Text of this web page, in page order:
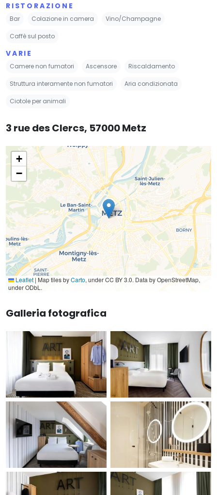
RISTORAZIONE
Bar Colazione in camera Vino/Champagne
Caffè sul posto
VARIE
Camere non fumatori Ascensore Riscaldamento
Struttura interamente non fumatori Aria condizionata
Ciotole per animali
3 rue des Clercs, 57000 Metz
+
−
Leaflet | Map tiles byCarto, under CC BY 3.0. Data by OpenStreetMap,
under ODbL.
Galleria fotografica